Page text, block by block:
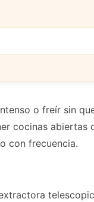
o freír sin
cocinas abiertas
con frecuencia.